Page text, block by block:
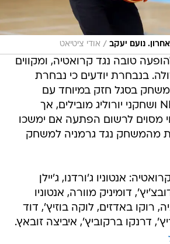
נועם יעקב / אודי ציטיאט
טובה נגד קרואטיה, ומקווים
בנבחרת יודעים כי נבחרת
בסגל חזק במיוחד עם
שלושה שחקני NBA ושחקני יורוליג מובילים, אך
מסוים לרשום הפתעה אם ימשכו
מהמשחק נגד גרמניה למשחק
אנטוניו ג'ורדנו, ג'יילן
דומיניק מוורה, אנטוניו
רוקו באדזים, לוקה בוזיץ', דוד
דרנקו ברקוביץ', איביצה זובאץ.